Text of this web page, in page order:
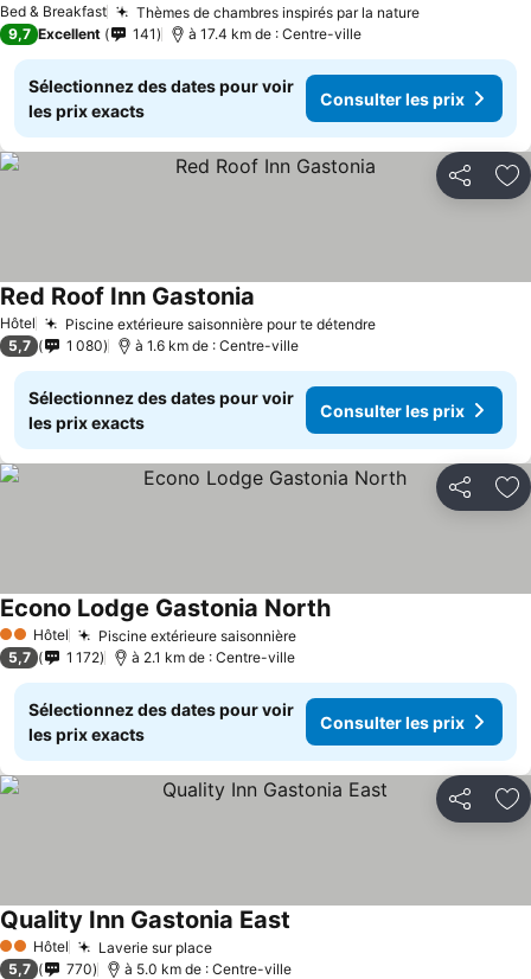
Bed & Breakfast Thèmes de chambres inspirés par la nature
9,7 Excellent 141 à 17.4 km de : Centre-ville
Sélectionnez des dates pour voir
les prix exacts
Consulter les prix
Partager
Hôtel Piscine extérieure saisonnière pour te détendre
Red Roof Inn Gastonia
5,7 1 080 à 1.6 km de : Centre-ville
Sélectionnez des dates pour voir
les prix exacts
Consulter les prix
Partager
2 Étoiles
Hôtel Piscine extérieure saisonnière
Econo Lodge Gastonia North
5,7 1 172 à 2.1 km de : Centre-ville
Sélectionnez des dates pour voir
les prix exacts
Consulter les prix
Partager
2 Étoiles
Hôtel Laverie sur place
Quality Inn Gastonia East
5,7 770 à 5.0 km de : Centre-ville